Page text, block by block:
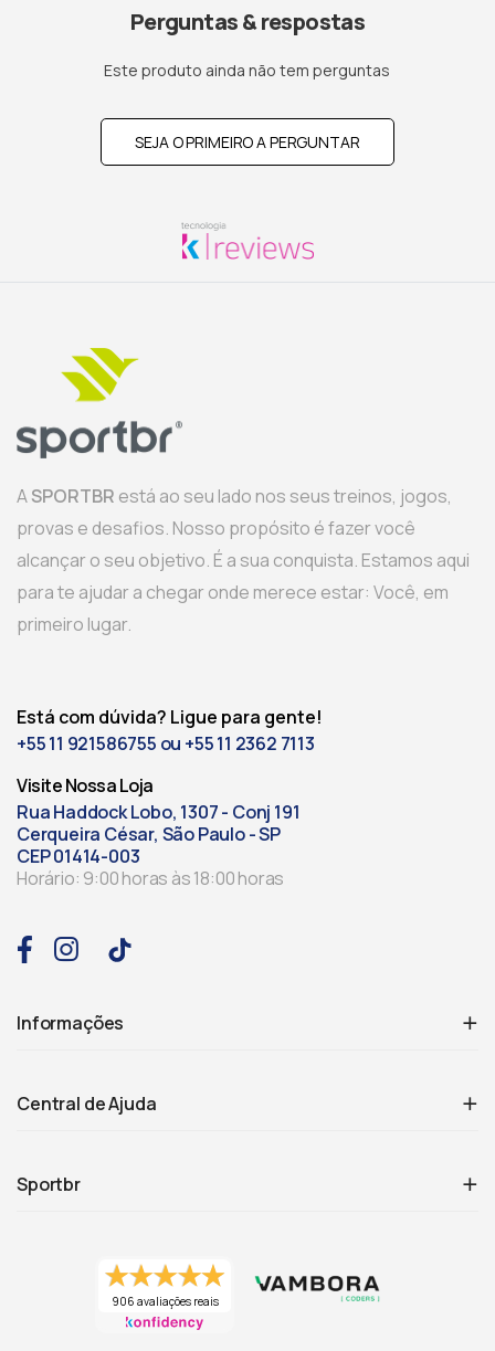
Perguntas & respostas
Este produto ainda não tem perguntas
SEJA O PRIMEIRO A PERGUNTAR
ASPORTBR está ao seu lado nos seus treinos, jogos,
provas e desafios. Nosso propósito é fazer você
alcançar o seu objetivo. É a sua conquista. Estamos aqui
para te ajudar a chegar onde merece estar: Você, em
primeiro lugar.
Está com dúvida? Ligue para gente!
+55 11 921586755 ou +55 11 2362 7113
Visite Nossa Loja
Rua Haddock Lobo, 1307 - Conj 191
Cerqueira César, São Paulo - SP
CEP 01414-003
Horário: 9:00 horas às 18:00 horas
Informações
Central de Ajuda
Sportbr
906 avaliações reais